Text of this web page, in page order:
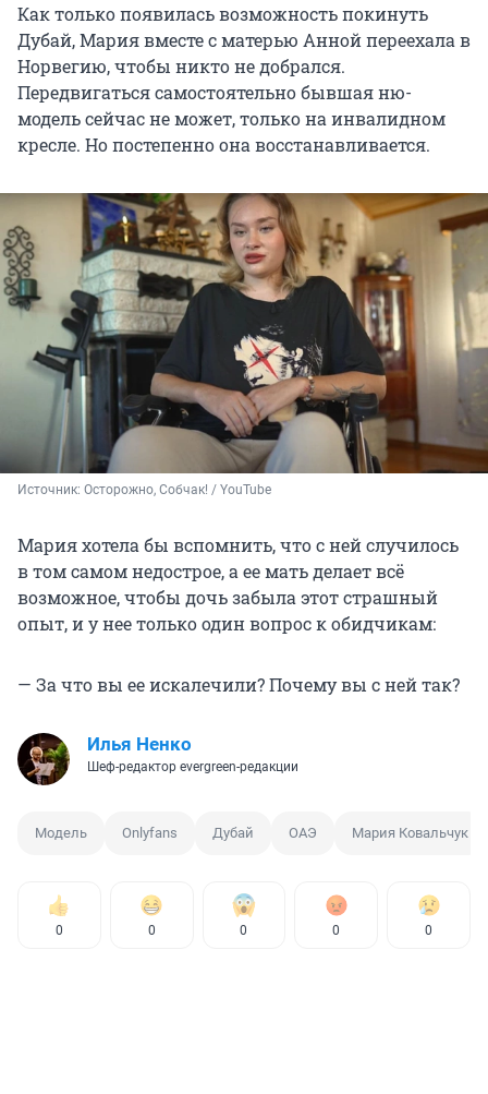
Как только появилась возможность покинуть
Дубай, Мария вместе с матерью Анной переехала в
Норвегию, чтобы никто не добрался.
Передвигаться самостоятельно бывшая ню-
модель сейчас не может, только на инвалидном
кресле. Но постепенно она восстанавливается.
Источник: Осторожно, Собчак! / YouTube
Мария хотела бы вспомнить, что с ней случилось
в том самом недострое, а ее мать делает всё
возможное, чтобы дочь забыла этот страшный
опыт, и у нее только один вопрос к обидчикам:
— За что вы ее искалечили? Почему вы с ней так?
Илья Ненко
Шеф-редактор evergreen-редакции
Модель Onlyfans Дубай ОАЭ Мария Ковальчук
0 0 0 0 0